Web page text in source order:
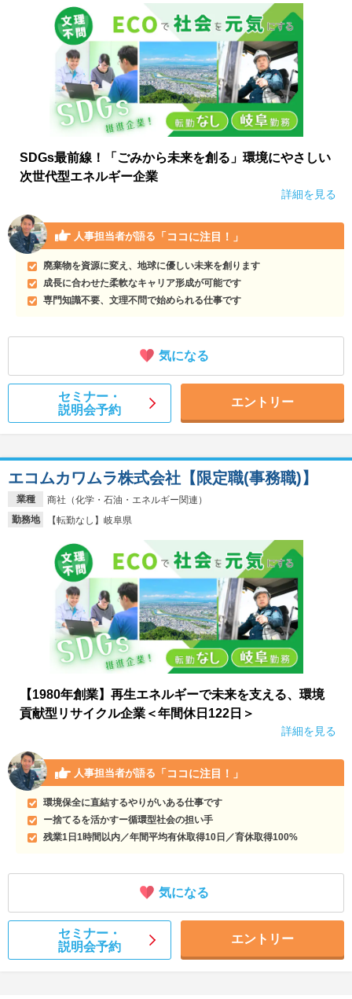
SDGs最前線！「ごみから未来を創る」環境にやさしい
次世代型エネルギー企業
詳細を見る
人事担当者が語る 「ココに注目！」
廃棄物を資源に変え、地球に優しい未来を創ります
成長に合わせた柔軟なキャリア形成が可能です
専門知識不要、文理不問で始められる仕事です
気になる
セミナー・
説明会予約
エントリー
業種
商社（化学・石油・エネルギー関連）
勤務地
【転勤なし】岐阜県
エコムカワムラ株式会社【限定職(事務職)】
【1980年創業】再生エネルギーで未来を支える、環境
貢献型リサイクル企業＜年間休日122日＞
詳細を見る
人事担当者が語る 「ココに注目！」
環境保全に直結するやりがいある仕事です
ー捨てるを活かすー循環型社会の担い手
残業1日1時間以内／年間平均有休取得10日／育休取得100%
気になる
セミナー・
説明会予約
エントリー